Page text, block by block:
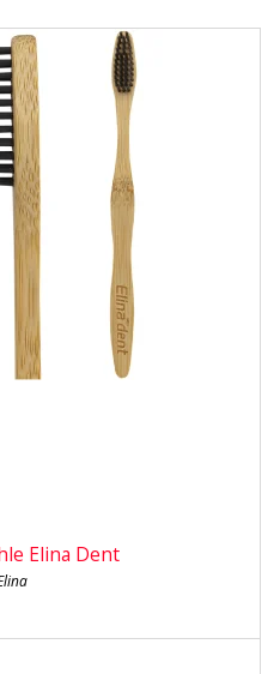
Elina Dent